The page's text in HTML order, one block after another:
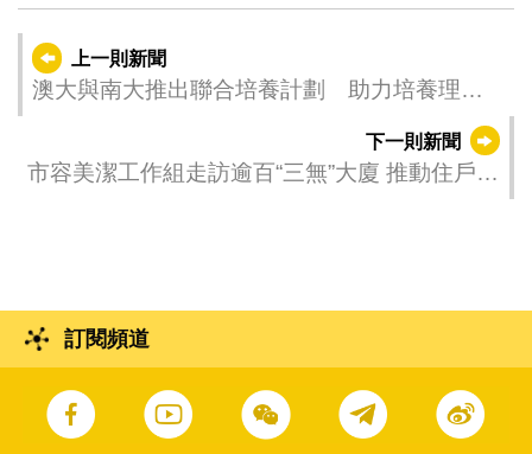
上一則新聞
澳大與南大推出聯合培養計劃 助力培養理化
下一則新聞
市容美潔工作組走訪逾百“三無”大廈 推動住戶積
訂閱頻道